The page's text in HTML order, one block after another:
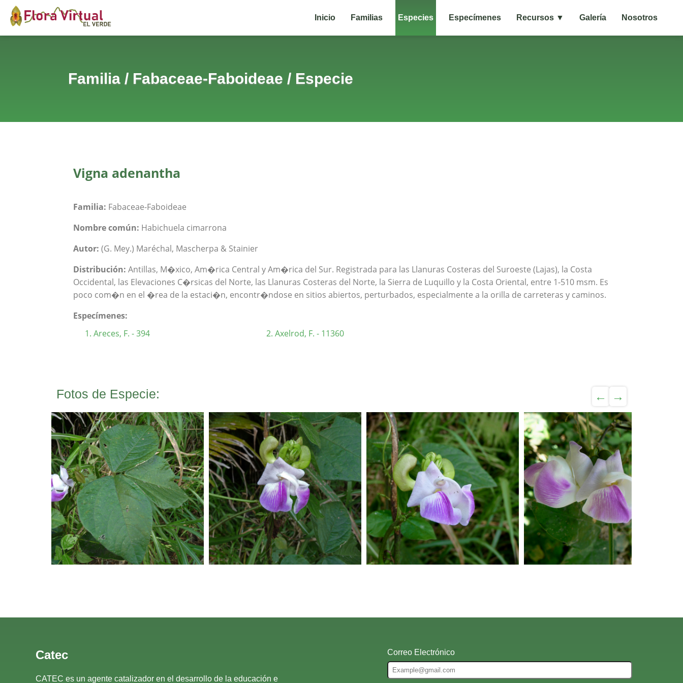
Inicio Familias Especies Especímenes Recursos ▼ Galería Nosotros
Familia / Fabaceae-Faboideae / Especie
Vigna adenantha
Familia: Fabaceae-Faboideae
Nombre común: Habichuela cimarrona
Autor: (G. Mey.) Maréchal, Mascherpa & Stainier
Distribución: Antillas, M�xico, Am�rica Central y Am�rica del Sur. Registrada para las Llanuras Costeras del Suroeste (Lajas), la Costa
Occidental, las Elevaciones C�rsicas del Norte, las Llanuras Costeras del Norte, la Sierra de Luquillo y la Costa Oriental, entre 1-510 msm. Es
poco com�n en el �rea de la estaci�n, encontr�ndose en sitios abiertos, perturbados, especialmente a la orilla de carreteras y caminos.
Especímenes:
Areces, F. - 394
Axelrod, F. - 11360
Fotos de Especie:
Catec
CATEC es un agente catalizador en el desarrollo de la educación e
Correo Electrónico